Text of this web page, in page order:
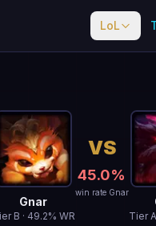
LoL
Gnar
B · 49.2% WR
VS
45.0%
win rate Gnar
TierA